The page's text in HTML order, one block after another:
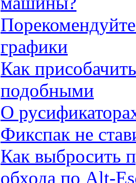
графики
Как
подобными
О
Фикспак не
Как выбpосить
обхода по Alt-